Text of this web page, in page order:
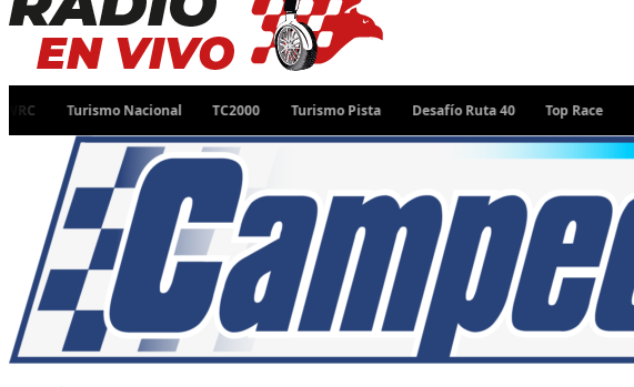
Turismo Nacional TC2000 Turismo Pista Desafío Ruta 40 Top Race TC